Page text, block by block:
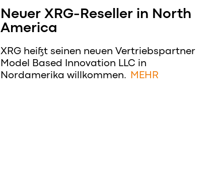
Neuer XRG-Reseller in North
America
XRG heißt seinen neuen Vertriebspartner
Model Based Innovation LLC in
Nordamerika willkommen.
MEHR